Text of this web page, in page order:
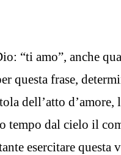
“ti amo”, anche
questa frase,
dell’atto
tempo dal cielo il
esercitare questa